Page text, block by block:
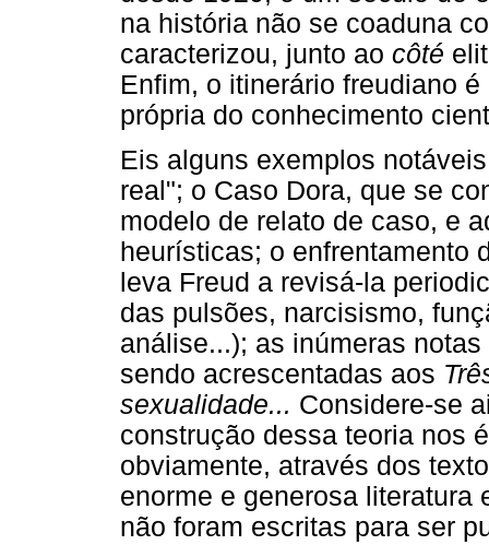
na história não se coaduna
caracterizou, junto ao côté
Enfim, o itinerário freudiano
própria do conhecimento
Eis alguns exemplos
real"; o Caso Dora, que se
modelo de relato de caso, e
heurísticas; o enfrentamento
leva Freud a revisá-la
das pulsões, narcisismo,
análise...); as inúmeras
sendo acrescentadas aos
sexualidade... Considere-se
construção dessa teoria nos
obviamente, através dos
enorme e generosa
não foram escritas para ser